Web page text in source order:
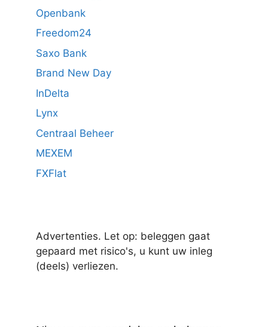
Openbank
Freedom24
Saxo Bank
Brand New Day
InDelta
Lynx
Centraal Beheer
MEXEM
FXFlat
Advertenties. Let op: beleggen gaat
gepaard met risico's, u kunt uw inleg
(deels) verliezen.